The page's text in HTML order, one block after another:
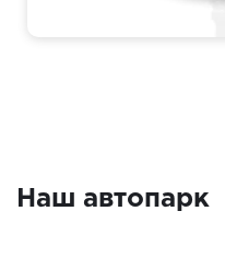
Наш автопарк